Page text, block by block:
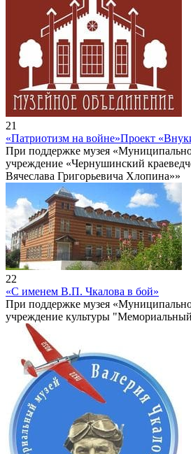
21
«Патриотизм на войне»Проект
При поддержке музея
учреждение «Чернушинский
Вячеслава Григорьевича Хлопина»»
22
«С именем В.П. Чкалова в бой»
При поддержке музея
учреждение культуры